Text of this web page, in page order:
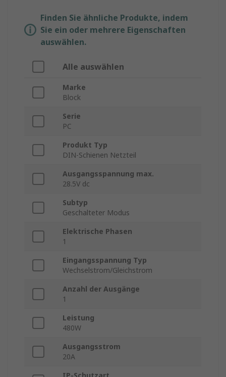
Finden Sie ähnliche Produkte, indem
Sie ein oder mehrere Eigenschaften
auswählen.
Alle auswählen
Marke
Block
Serie
PC
Produkt Typ
DIN-Schienen Netzteil
Ausgangsspannung max.
28.5V dc
Subtyp
Geschalteter Modus
Elektrische Phasen
1
Eingangsspannung Typ
Wechselstrom/Gleichstrom
Anzahl der Ausgänge
1
Leistung
480W
Ausgangsstrom
20A